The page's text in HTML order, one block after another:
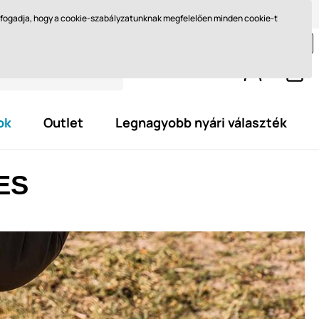
Méret kiválasztása Miért barefoot? Blog Ft - HU
Outlet Legnagyobb nyári választék
hogy a cookie-szabályzatunknak megfelelően minden cookie-t